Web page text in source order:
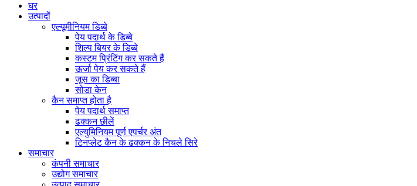
घर
उत्पादों
एल्यूमीनियम डिब्बे
पेय पदार्थ के डिब्बे
शिल्प बियर के डिब्बे
कस्टम प्रिंटिंग कर सकते हैं
ऊर्जा पेय कर सकते हैं
जूस का डिब्बा
सोडा केन
कैन समाप्त होता है
पेय पदार्थ समाप्त
ढक्कन छीलें
एल्युमिनियम पूर्ण एपर्चर अंत
टिनप्लेट कैन के ढक्कन के निचले सिरे
समाचार
कंपनी समाचार
उद्योग समाचार